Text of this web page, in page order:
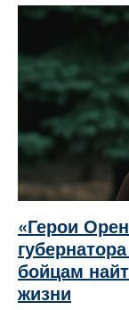
«Герои
бойцам
жизни